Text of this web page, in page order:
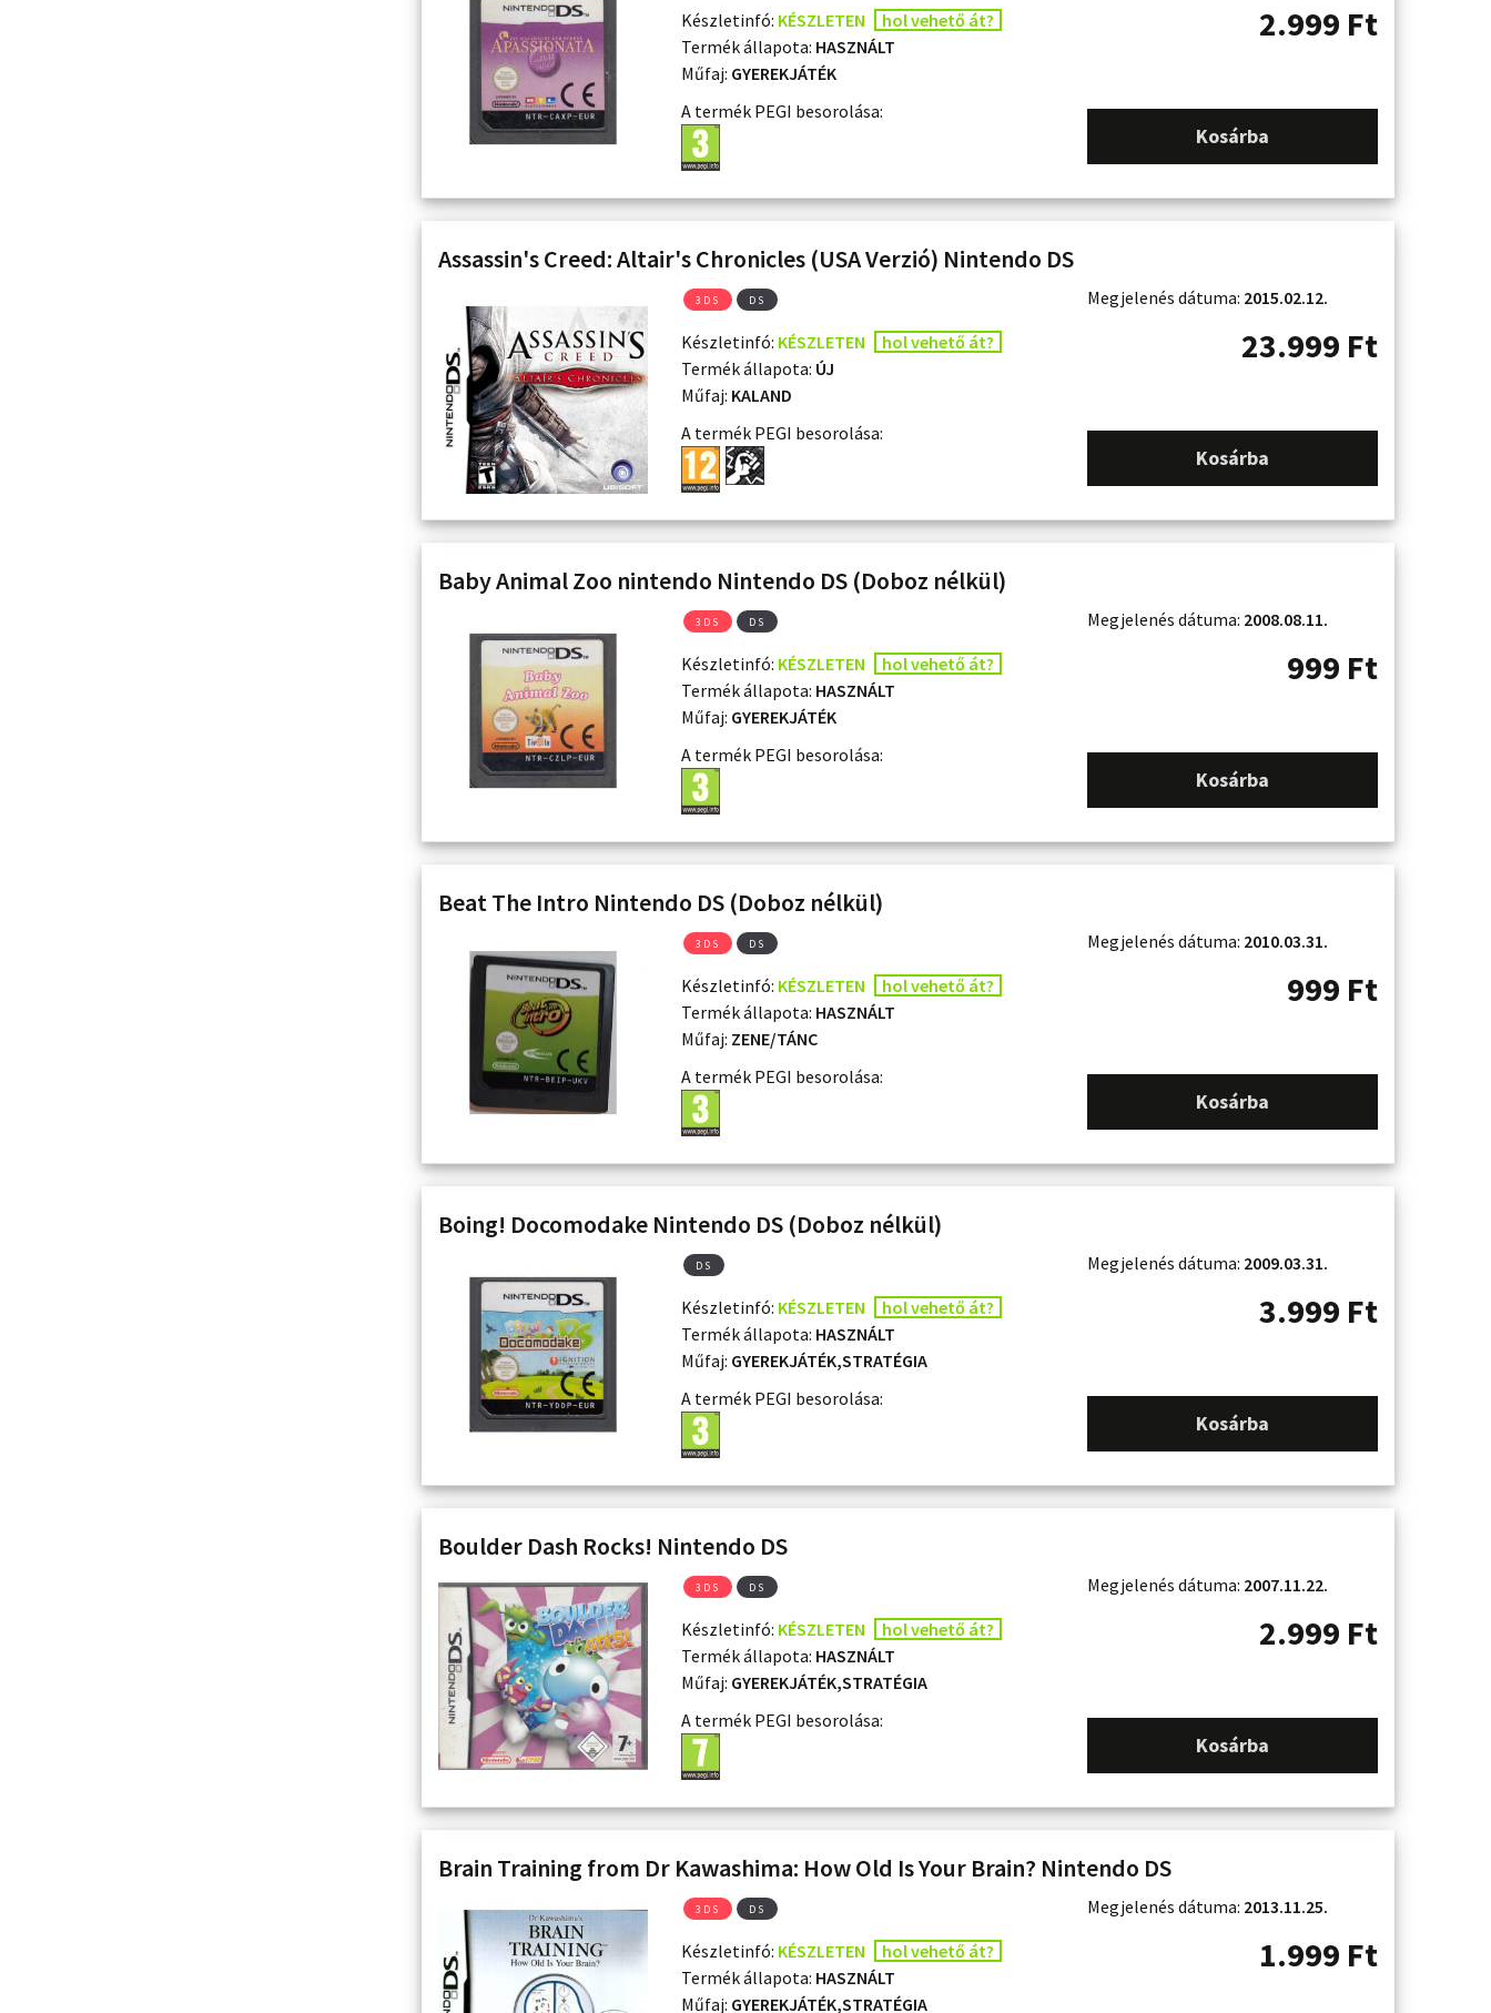
Készletinfó: KÉSZLETEN
hol vehető át?
Termék állapota: HASZNÁLT
Műfaj: GYEREKJÁTÉK
A termék PEGI besorolása:
2.999 Ft
Kosárba
Assassin's Creed: Altair's Chronicles (USA Verzió) Nintendo DS
3DS DS
Készletinfó: KÉSZLETEN
hol vehető át?
Termék állapota: ÚJ
Műfaj: KALAND
A termék PEGI besorolása:
Megjelenés dátuma: 2015.02.12.
23.999 Ft
Kosárba
Baby Animal Zoo nintendo Nintendo DS (Doboz nélkül)
3DS DS
Készletinfó: KÉSZLETEN
hol vehető át?
Termék állapota: HASZNÁLT
Műfaj: GYEREKJÁTÉK
A termék PEGI besorolása:
Megjelenés dátuma: 2008.08.11.
999 Ft
Kosárba
Beat The Intro Nintendo DS (Doboz nélkül)
3DS DS
Készletinfó: KÉSZLETEN
hol vehető át?
Termék állapota: HASZNÁLT
Műfaj: ZENE/TÁNC
A termék PEGI besorolása:
Megjelenés dátuma: 2010.03.31.
999 Ft
Kosárba
Boing! Docomodake Nintendo DS (Doboz nélkül)
DS
Készletinfó: KÉSZLETEN
hol vehető át?
Termék állapota: HASZNÁLT
Műfaj: GYEREKJÁTÉK,STRATÉGIA
A termék PEGI besorolása:
Megjelenés dátuma: 2009.03.31.
3.999 Ft
Kosárba
Boulder Dash Rocks! Nintendo DS
3DS DS
Készletinfó: KÉSZLETEN
hol vehető át?
Termék állapota: HASZNÁLT
Műfaj: GYEREKJÁTÉK,STRATÉGIA
A termék PEGI besorolása:
Megjelenés dátuma: 2007.11.22.
2.999 Ft
Kosárba
Brain Training from Dr Kawashima: How Old Is Your Brain? Nintendo DS
3DS DS
Készletinfó: KÉSZLETEN
hol vehető át?
Termék állapota: HASZNÁLT
Műfaj: GYEREKJÁTÉK,STRATÉGIA
Megjelenés dátuma: 2013.11.25.
1.999 Ft